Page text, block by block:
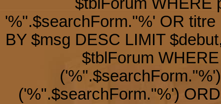
'%".$searchForm."%' OR
BY $msg DESC LIMIT
$tblForum
('%".$searchForm."%')